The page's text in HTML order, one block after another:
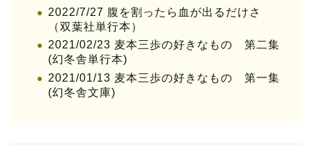
2022/7/27 腹を割ったら血が出るだけさ
（双葉社単行本）
2021/02/23 麦本三歩の好きなもの 第二集
(幻冬舎単行本)
2021/01/13 麦本三歩の好きなもの 第一集
(幻冬舎文庫)